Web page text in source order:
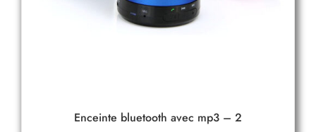
Enceinte bluetooth avec mp3 – 2